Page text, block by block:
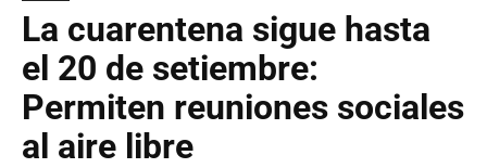
La cuarentena sigue hasta
el 20 de setiembre:
Permiten reuniones sociales
al aire libre